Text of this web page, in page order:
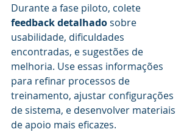
Durante a fase piloto, colete
feedback detalhado sobre
usabilidade, dificuldades
encontradas, e sugestões de
melhoria. Use essas informações
para refinar processos de
treinamento, ajustar configurações
de sistema, e desenvolver materiais
de apoio mais eficazes.